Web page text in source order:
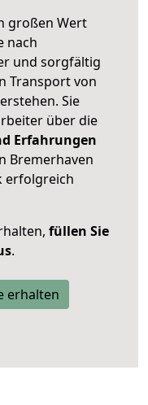
großen Wert
nach
und sorgfältig
Transport von
Sie
über die
Erfahrungen
Bremerhaven
erfolgreich
füllen Sie
.
erhalten